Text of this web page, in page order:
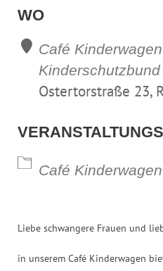
WO
Café
Kinderschutzbund
Ostertorstraße 23,
Café Kinderwagen
Liebe schwangere Frauen und
in unserem Café Kinderwagen